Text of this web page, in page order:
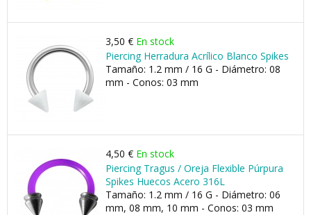
3,50 € En stock
Piercing Herradura Acrílico Blanco Spikes
Tamaño: 1.2 mm / 16 G - Diámetro: 08
mm - Conos: 03 mm
4,50 € En stock
Piercing Tragus / Oreja Flexible Púrpura
Spikes Huecos Acero 316L
Tamaño: 1.2 mm / 16 G - Diámetro: 06
mm, 08 mm, 10 mm - Conos: 03 mm